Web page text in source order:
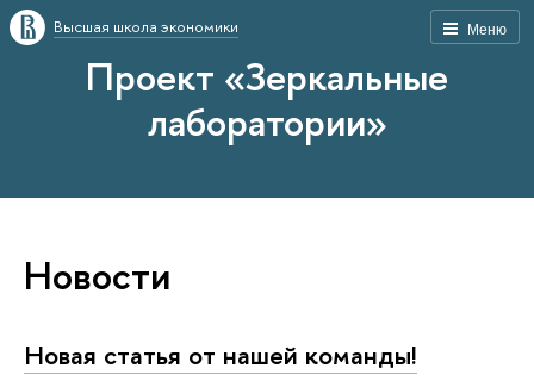
Меню
Высшая школа экономики
Проект «Зеркальные
лаборатории»
Новости
Новая статья от нашей команды!